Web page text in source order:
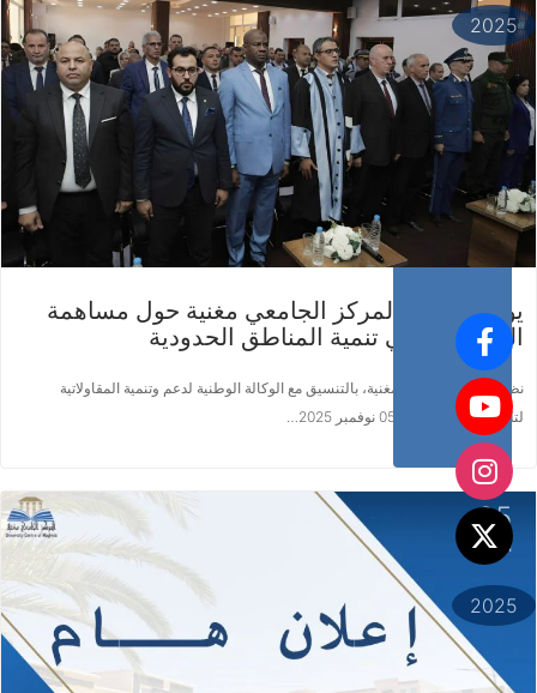
2025
يوم دراسي بالمركز الجامعي مغنية حول مساهمة
المقاولاتية في تنمية المناطق الحدودية
نظم المركز الجامعي مغنية، بالتنسيق مع الوكالة الوطنية لدعم وتنمية المقاولاتية
لتلمسان، يوم الأربعاء 05 نوفمبر 2025…
25
أكتوبر
2025
اقرأ المزيد ...